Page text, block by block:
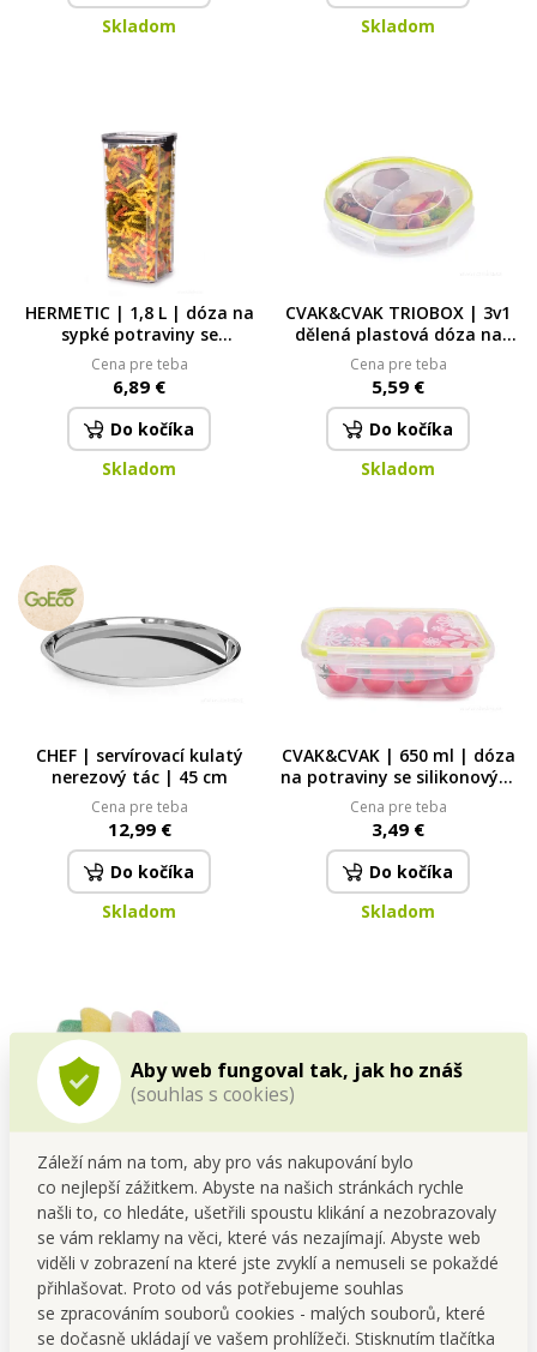
Aby web fungoval tak, jak ho znáš
(souhlas s cookies)
Záleží nám na tom, aby pro vás nakupování bylo
co nejlepší zážitkem. Abyste na našich stránkách rychle
našli to, co hledáte, ušetřili spoustu klikání a nezobrazovaly
se vám reklamy na věci, které vás nezajímají. Abyste web
viděli v zobrazení na které jste zvyklí a nemuseli se pokaždé
přihlašovat. Proto od vás potřebujeme souhlas
se zpracováním souborů cookies - malých souborů, které
se dočasně ukládají ve vašem prohlížeči. Stisknutím tlačítka
Skladom
Skladom
HERMETIC | 1,8 L | dóza na
sypké potraviny se
silikonovým těsněním
Cena pre teba
6,89 €
Do kočíka
Skladom
CVAK&CVAK TRIOBOX | 3v1
dělená plastová dóza na
potraviny se silikonovým
těsněním | 450 + 220 + 220
ml 450 + 220 + 220 ml
Cena pre teba
5,59 €
Do kočíka
Skladom
CHEF | servírovací kulatý
nerezový tác | 45 cm
Cena pre teba
12,99 €
Do kočíka
Skladom
CVAK&CVAK | 650 ml | dóza
na potraviny se silikonovým
těsněním 650 ml
Cena pre teba
3,49 €
Do kočíka
Skladom
ABRASIVE | Hadřík s drsným
povrchem 2v1 drátěnka | 6
ks
Cena pre teba
2,59 €
Do kočíka
CVAK&CVAK | Skleněná dóza
na jídlo 350 ml | béžová
Cena pre teba
6,89 €
Do kočíka